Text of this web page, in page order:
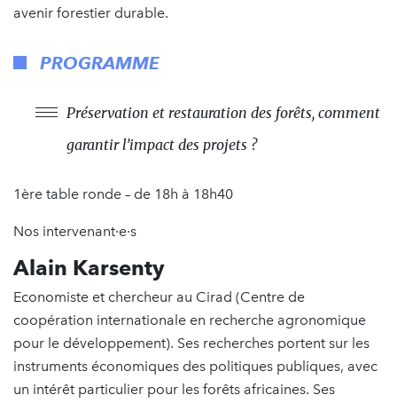
avenir forestier durable.
PROGRAMME
Préservation et restauration des forêts, comment
garantir l’impact des projets ?
1ère table ronde – de 18h à 18h40
Nos intervenant·e·s
Alain Karsenty
Economiste et chercheur au Cirad (Centre de
coopération internationale en recherche agronomique
pour le développement). Ses recherches portent sur les
instruments économiques des politiques publiques, avec
un intérêt particulier pour les forêts africaines. Ses